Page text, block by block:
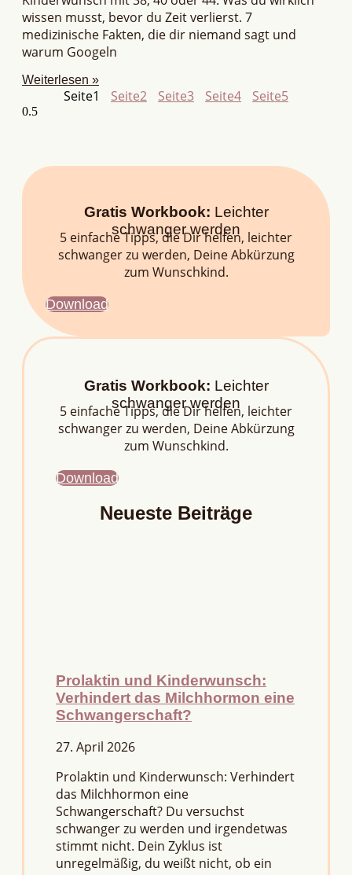
wissen musst, bevor du Zeit verlierst. 7
medizinische Fakten, die dir niemand sagt und
warum Googeln
Weiterlesen »
Seite1 Seite2 Seite3 Seite4 Seite5
Gratis Workbook: Leichter
schwanger werden
5 einfache Tipps, die Dir helfen, leichter
schwanger zu werden, Deine Abkürzung
zum Wunschkind.
Download
Gratis Workbook: Leichter
schwanger werden
5 einfache Tipps, die Dir helfen, leichter
schwanger zu werden, Deine Abkürzung
zum Wunschkind.
Download
Neueste Beiträge
Prolaktin und Kinderwunsch:
Verhindert das Milchhormon eine
Schwangerschaft?
27. April 2026
Prolaktin und Kinderwunsch: Verhindert
das Milchhormon eine
Schwangerschaft? Du versuchst
schwanger zu werden und irgendetwas
stimmt nicht. Dein Zyklus ist
unregelmäßig, du weißt nicht, ob ein